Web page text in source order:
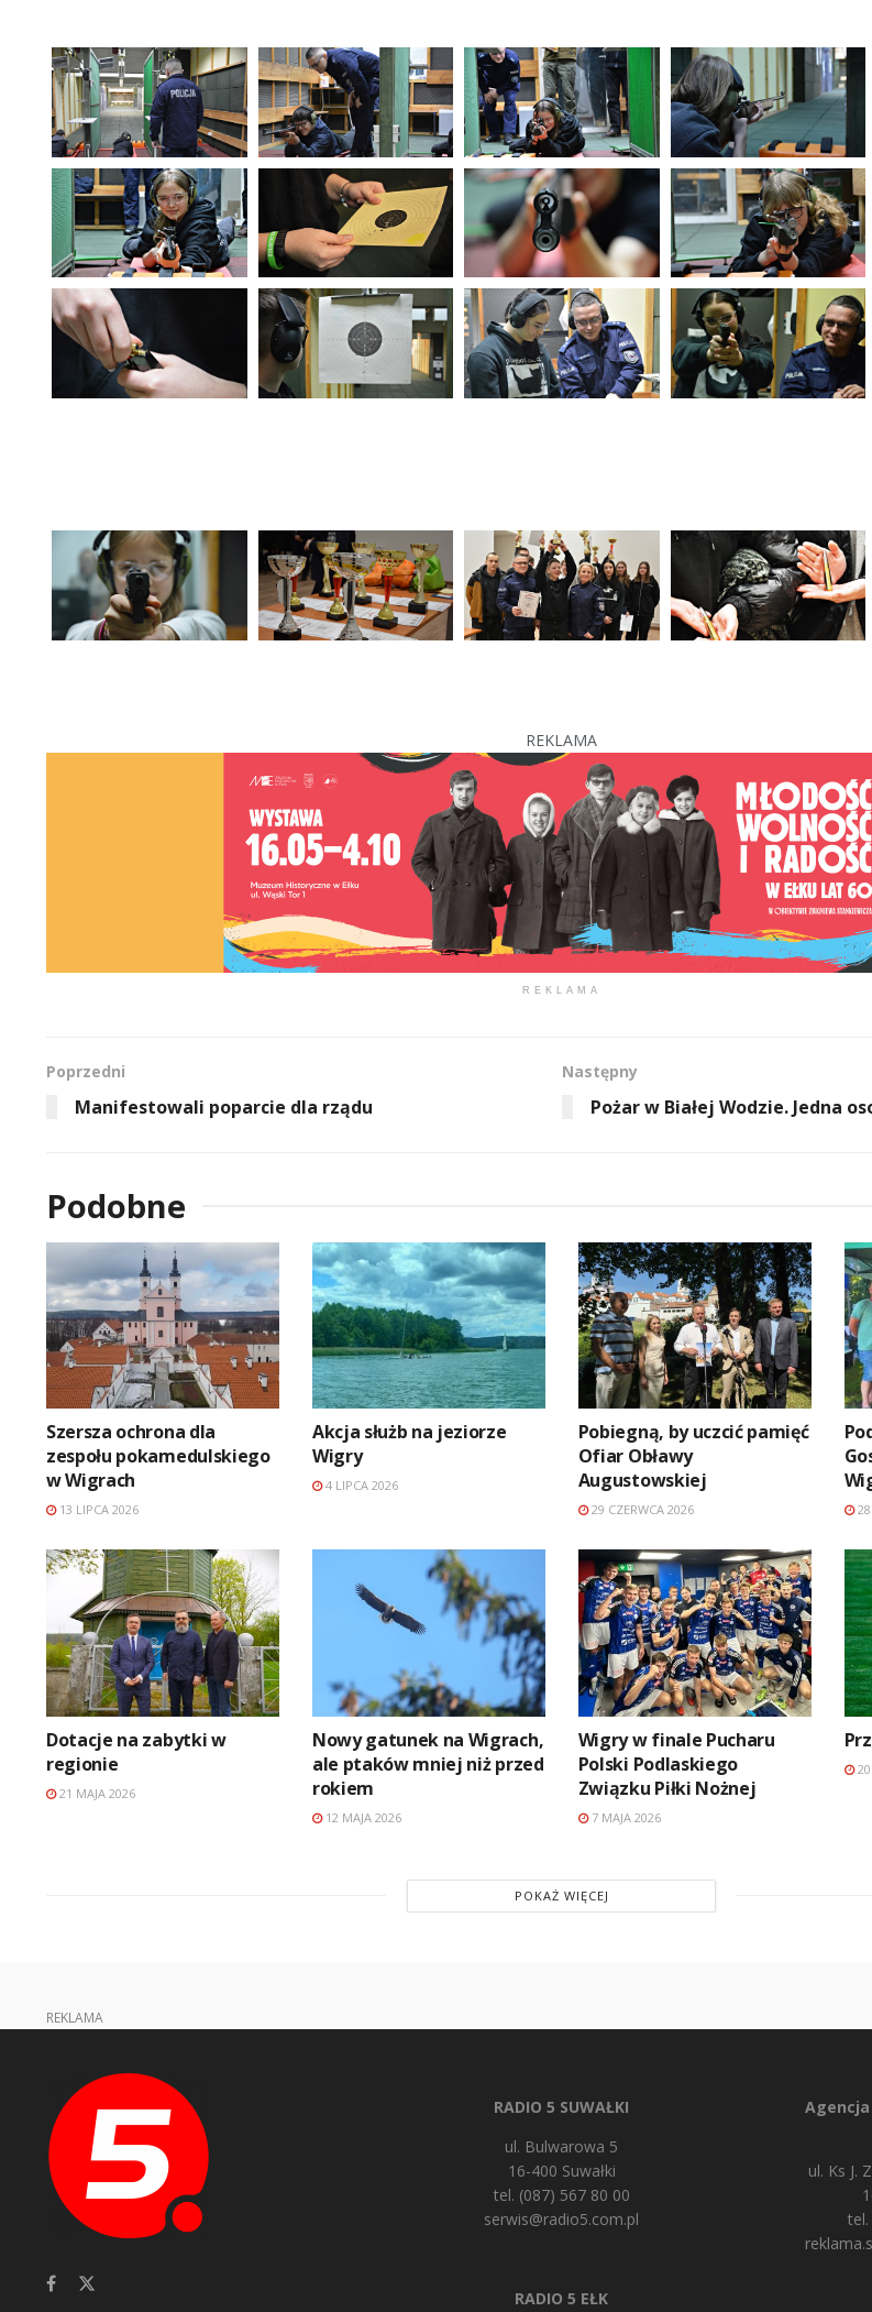
REKLAMA
REKLAMA
Poprzedni
Manifestowali poparcie dla rządu
Następny
Pożar w Białej Wodzie. Jedna
Podobne
Szersza ochrona dla
zespołu pokamedulskiego
w Wigrach
13 LIPCA 2026
Akcja służb na jeziorze
Wigry
4 LIPCA 2026
Pobiegną, by uczcić pamięć
Ofiar Obławy
Augustowskiej
29 CZERWCA 2026 28
Dotacje na zabytki w
regionie
21 MAJA 2026
Nowy gatunek na Wigrach,
ale ptaków mniej niż przed
rokiem
12 MAJA 2026
Wigry w finale Pucharu
Polski Podlaskiego
Związku Piłki Nożnej
7 MAJA 2026
20
POKAŻ WIĘCEJ
REKLAMA
RADIO 5 SUWAŁKI
ul. Bulwarowa 5
16-400 Suwałki
tel. (087) 567 80 00
serwis@radio5.com.pl
RADIO 5 EŁK
ul. Ks J.